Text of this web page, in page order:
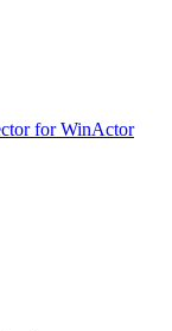
for WinActor